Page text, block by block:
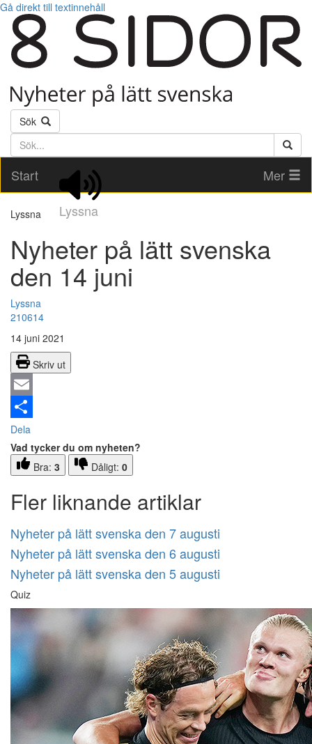
Gå direkt till textinnehåll
Sök
Söktext
Start
Lyssna
Mer
Lyssna
Nyheter på lätt svenska
den 14 juni
Lyssna
210614
14 juni 2021
Skriv ut
Email
Dela
Vad tycker du om nyheten?
Bra: 3 Dåligt: 0
Fler liknande artiklar
Nyheter på lätt svenska den 7 augusti
Nyheter på lätt svenska den 6 augusti
Nyheter på lätt svenska den 5 augusti
Quiz